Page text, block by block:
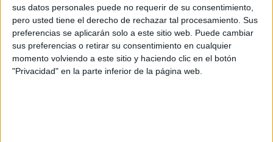
sus datos personales puede no requerir de su consentimiento,
pero usted tiene el derecho de rechazar tal procesamiento. Sus
preferencias se aplicarán solo a este sitio web. Puede cambiar
sus preferencias o retirar su consentimiento en cualquier
momento volviendo a este sitio y haciendo clic en el botón
"Privacidad" en la parte inferior de la página web.